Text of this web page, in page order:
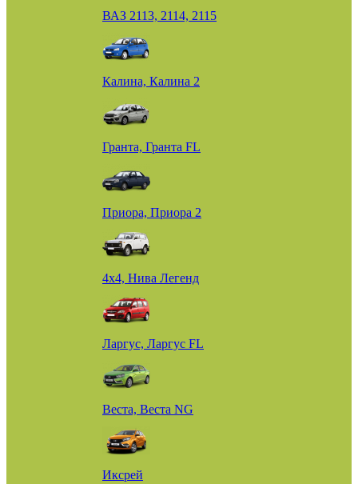
ВАЗ 2113, 2114, 2115
Калина, Калина 2
Гранта, Гранта FL
Приора, Приора 2
4х4, Нива Легенд
Ларгус, Ларгус FL
Веста, Веста NG
Иксрей